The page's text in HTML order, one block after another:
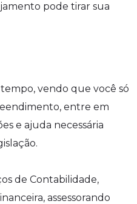
pode tirar sua
vendo que você só
entre em
e ajuda necessária
de Contabilidade,
assessorando